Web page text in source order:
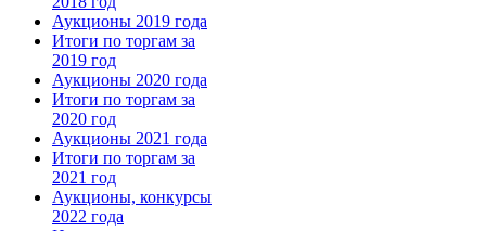
Аукционы 2019 года
Итоги по торгам за
2019 год
Аукционы 2020 года
Итоги по торгам за
2020 год
Аукционы 2021 года
Итоги по торгам за
2021 год
Аукционы, конкурсы
2022 года